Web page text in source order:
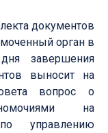
документов
орган в
завершения
выносит на
вопрос о
на
управлению